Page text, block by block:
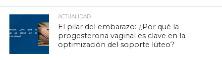
ACTUALIDAD
El pilar del embarazo: ¿Por qué la
progesterona vaginal es clave en la
optimización del soporte lúteo?